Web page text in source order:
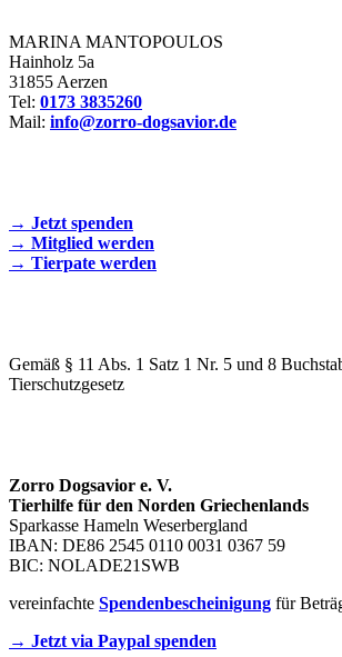
MARINA MANTOPOULOS
Hainholz 5a
31855 Aerzen
Tel: 0173 3835260
Mail: info@zorro-dogsavior.de
→ Jetzt spenden
→ Mitglied werden
→ Tierpate werden
Gemäß § 11 Abs. 1 Satz 1 Nr. 5 und 8
Tierschutzgesetz
Zorro Dogsavior e. V.
Tierhilfe für den Norden Griechenlands
Sparkasse Hameln Weserbergland
IBAN: DE86 2545 0110 0031 0367 59
BIC: NOLADE21SWB
vereinfachte Spendenbescheinigung für
→ Jetzt via Paypal spenden